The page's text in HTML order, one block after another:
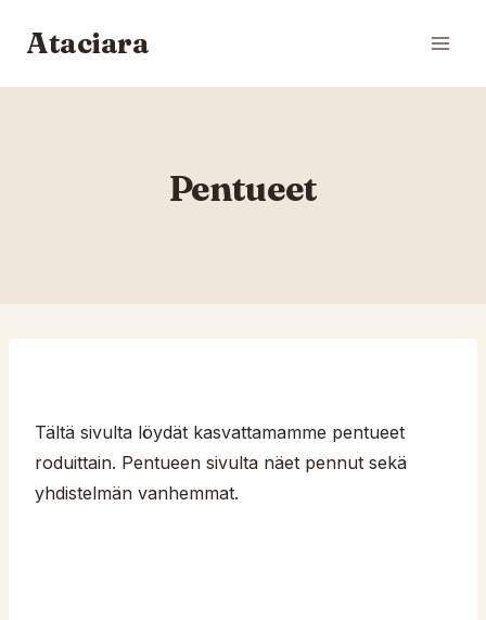
sisältöön
Ataciara
Pentueet
Tältä sivulta löydät kasvattamamme pentueet
roduittain. Pentueen sivulta näet pennut sekä
yhdistelmän vanhemmat.